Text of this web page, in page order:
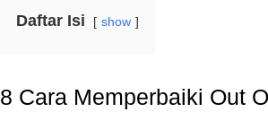
Daftar Isi show
8 Cara Memperbaiki Out